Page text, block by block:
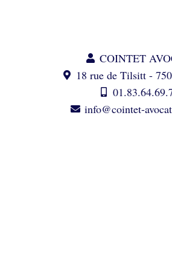
COINTET
18 rue de Tilsitt -
info@cointet-